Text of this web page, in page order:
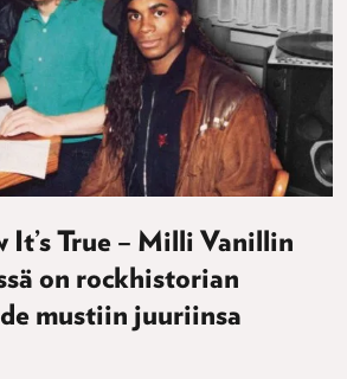
It’s True – Milli Vanillin
on rockhistorian
mustiin juuriinsa